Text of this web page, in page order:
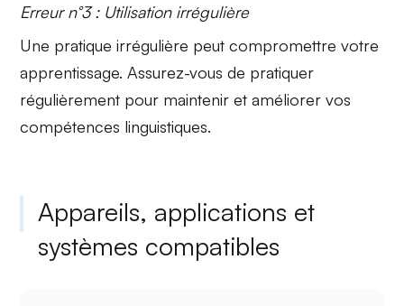
Erreur n°3 : Utilisation irrégulière
Une pratiqueirrégulière peut compromettre votre
apprentissage. Assurez-vous de pratiquer
régulièrement pour maintenir et améliorer vos
compétences linguistiques.
Appareils, applications et
systèmes compatibles